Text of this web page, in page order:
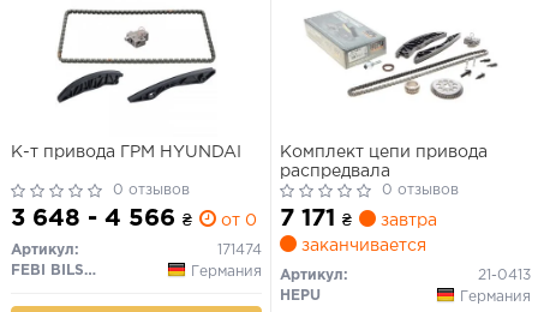
К-т привода ГРМ HYUNDAI
0 отзывов
3 648 - 4 566 ₴ от 0 дн.
Артикул:
171474
FEBI BILSTEIN
Германия
Комплект цепи привода
распредвала
0 отзывов
7 171 ₴
завтра
заканчивается
Артикул:
21-0413
HEPU
Германия